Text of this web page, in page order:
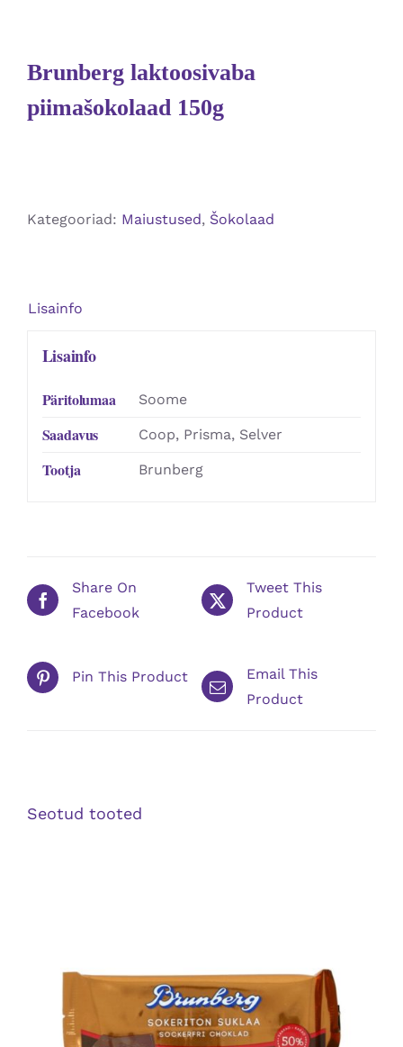
Brunberg laktoosivaba
piimašokolaad 150g
Kategooriad: Maiustused, Šokolaad
Lisainfo
Lisainfo
Päritolumaa Soome
Saadavus Coop, Prisma, Selver
Tootja Brunberg
Share On
Facebook
Tweet This
Product
Pin This Product
Email This
Product
Seotud tooted
DETAILS